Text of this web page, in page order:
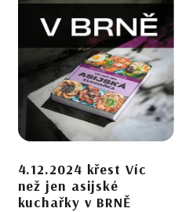
4.12.2024 křest Víc
než jen asijské
kuchařky v BRNĚ